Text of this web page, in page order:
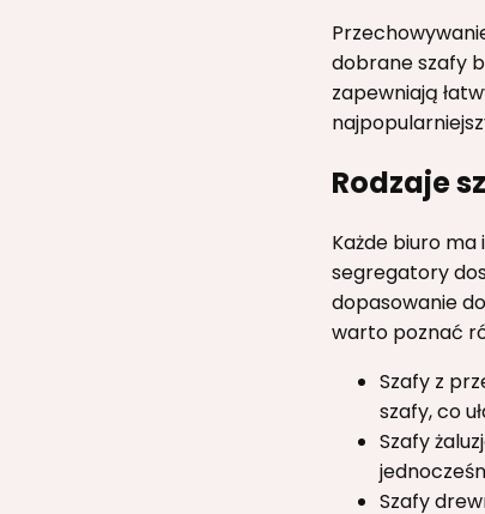
dobrane szafy
zapewniają
Rodzaje
Każde biuro
segregatory
dopasowanie
warto poznać
Szafy z
szafy, co
Szafy
Szafy